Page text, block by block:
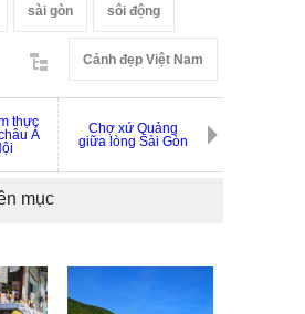
sài gòn sôi động
Cảnh đẹp Việt Nam
thực
Á
Chợ xứ Quảng
giữa lòng Sài Gòn
mục